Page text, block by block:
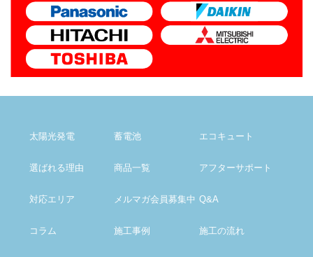
太陽光発電 蓄電池 エコキュート
選ばれる理由 商品一覧 アフターサポート
対応エリア メルマガ会員募集中 Q&A
コラム 施工事例 施工の流れ